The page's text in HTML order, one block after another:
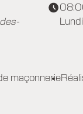
maçonnerie